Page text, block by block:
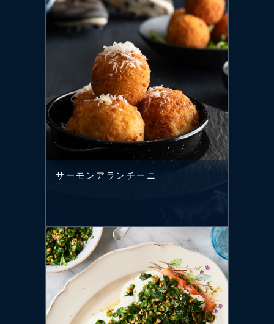
サーモンアランチーニ